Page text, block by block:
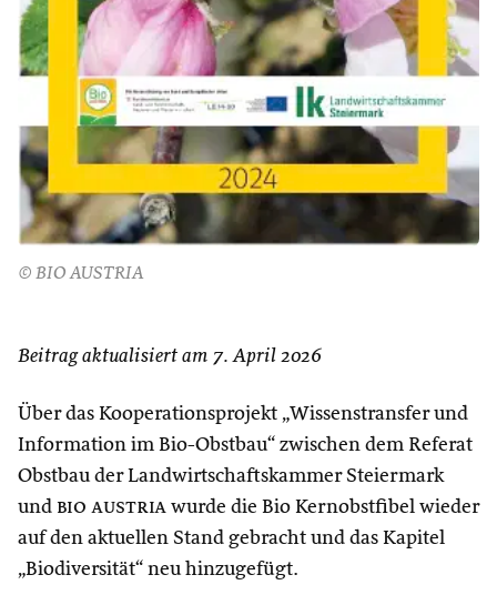
© BIO AUSTRIA
Beitrag aktualisiert am 7. April 2026
Über das Kooperationsprojekt „Wissenstransfer und
Information im Bio-Obstbau“ zwischen dem Referat
Obstbau der Landwirtschaftskammer Steiermark
und bio austria wurde die Bio Kernobstfibel wieder
auf den aktuellen Stand gebracht und das Kapitel
„Biodiversität“ neu hinzugefügt.